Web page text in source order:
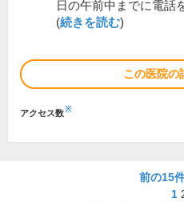
日の午前中までに電話
(続きを読む)
この医院の
アクセス数※
前の15
1